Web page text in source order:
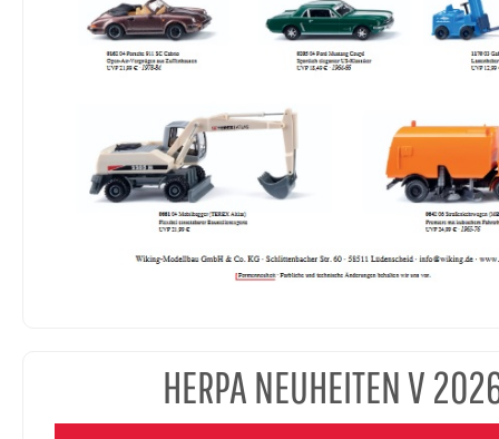
HERPA NEUHEITEN V